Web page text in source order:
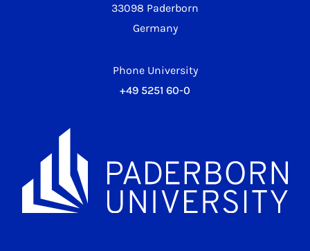
33098 Paderborn
Germany
Phone University
+49 5251 60-0